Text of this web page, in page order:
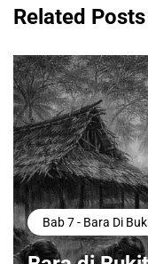
Related Posts
Bab 7 - Bara Di